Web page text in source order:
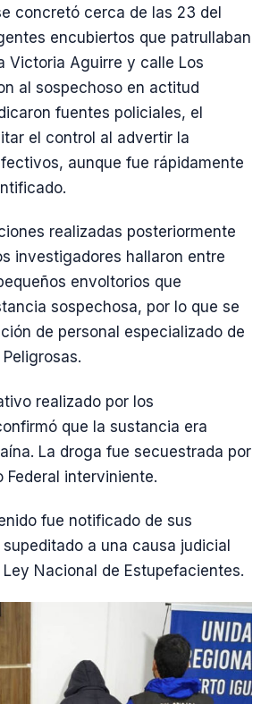
concretó cerca de las 23 del
encubiertos que patrullaban
Victoria Aguirre y calle Los
al sospechoso en actitud
fuentes policiales, el
el control al advertir la
aunque fue rápidamente
realizadas posteriormente
investigadores hallaron entre
envoltorios que
sospechosa, por lo que se
de personal especializado de
realizado por los
que la sustancia era
La droga fue secuestrada por
Federal interviniente.
fue notificado de sus
a una causa judicial
Nacional de Estupefacientes.